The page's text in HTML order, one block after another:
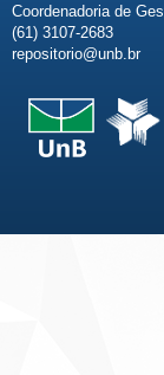
Coordenadoria de
(61) 3107-2683
repositorio@unb.br